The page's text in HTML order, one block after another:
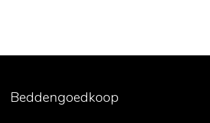
Beddengoedkoop